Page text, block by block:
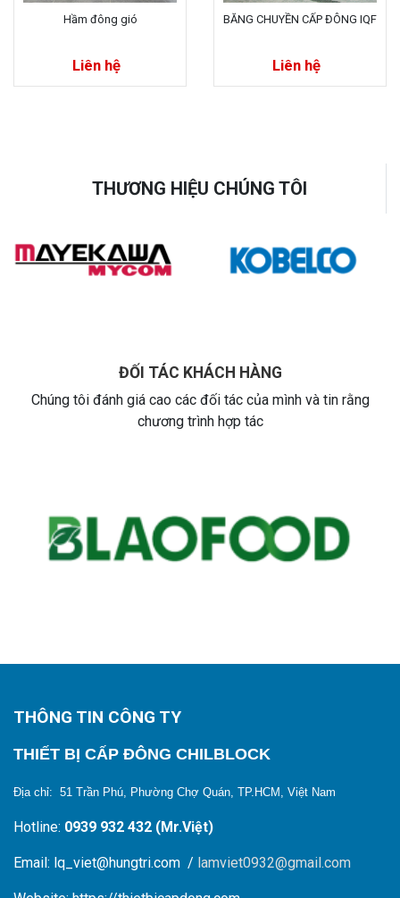
Hầm đông gió
Liên hệ
BĂNG CHUYỀN CẤP ĐÔNG IQF
Liên hệ
THƯƠNG HIỆU CHÚNG TÔI
ĐỐI TÁC KHÁCH HÀNG
Chúng tôi đánh giá cao các đối tác của mình và tin rằng
chương trình hợp tác
THÔNG TIN CÔNG TY
THIẾT BỊ CẤP ĐÔNG CHILBLOCK
Địa chỉ: 51 Trần Phú, Phường Chợ Quán, TP.HCM, Việt Nam
Hotline: 0939 932 432 (Mr.Việt)
Email: lq_viet@hungtri.com / lamviet0932@gmail.com